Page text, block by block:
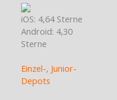
iOS: 4,64 Sterne
Android: 4,30
Sterne
Einzel-, Junior-
Depots